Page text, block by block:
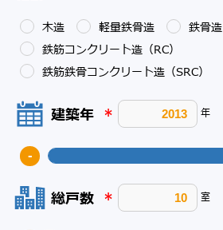
木造 軽量鉄骨造
鉄骨造
鉄筋コンクリート造（RC）
鉄筋鉄骨コンクリート造（SRC）
建築年 * 年
-
総戸数 * 室